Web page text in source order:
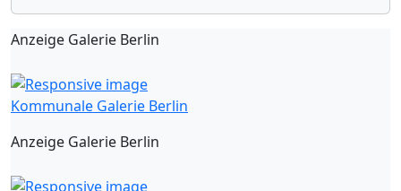
Anzeige Galerie Berlin
Kommunale Galerie Berlin
Anzeige Galerie Berlin